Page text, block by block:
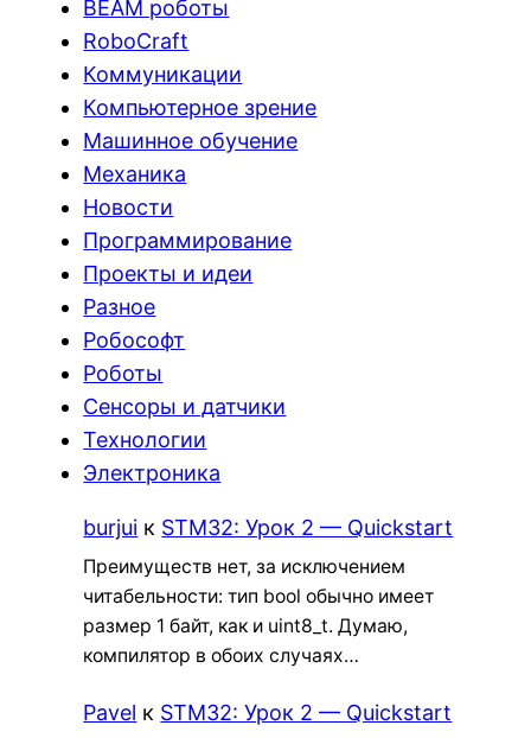
BEAM роботы
RoboCraft
Коммуникации
Компьютерное зрение
Машинное обучение
Механика
Новости
Программирование
Проекты и идеи
Разное
Робософт
Роботы
Сенсоры и датчики
Технологии
Электроника
burjui к STM32: Урок 2 — Quickstart
Преимуществ нет, за исключением
читабельности: тип bool обычно имеет
размер 1 байт, как и uint8_t. Думаю,
компилятор в обоих случаях…
Pavel к STM32: Урок 2 — Quickstart